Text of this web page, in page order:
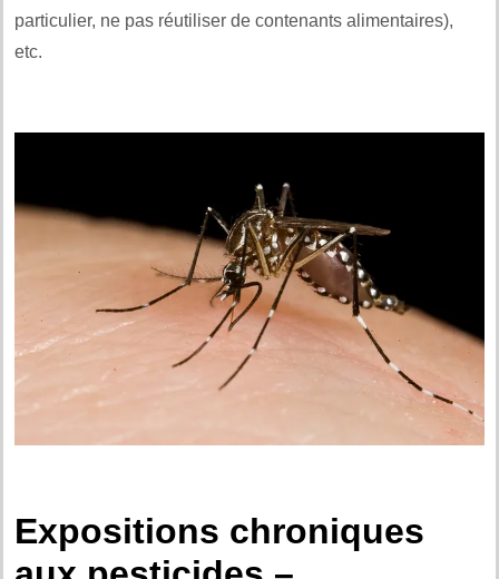
particulier, ne pas réutiliser de contenants alimentaires),
etc.
Expositions chroniques